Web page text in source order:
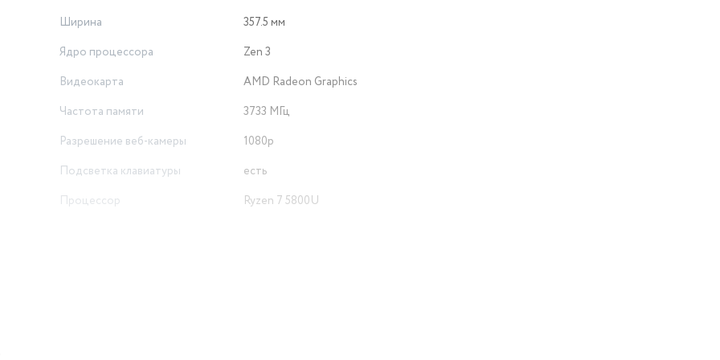
Ширина
357.5 мм
Ядро процессора
Zen 3
Видеокарта
AMD Radeon Graphics
Частота памяти
3733 МГц
Разрешение веб-камеры
1080p
Подсветка клавиатуры
есть
Процессор
Ryzen 7 5800U